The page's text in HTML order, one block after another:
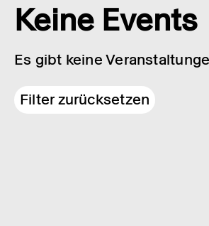
Keine Events
Es gibt keine
Filter zurücksetzen